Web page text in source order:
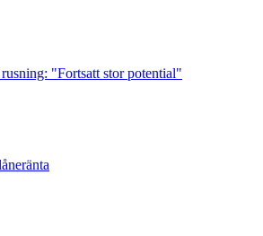
"Fortsatt stor potential"